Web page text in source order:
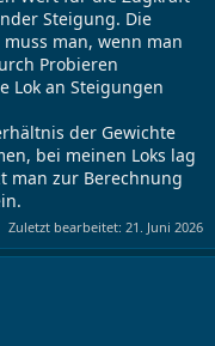
Steigung. Die
man, wenn man
Probieren
Lok an Steigungen
der Gewichte
bei meinen Loks lag
man zur Berechnung
Zuletzt bearbeitet: 21. Juni 2026